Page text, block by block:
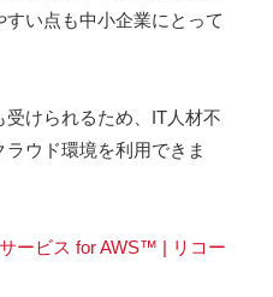
い点も中小企業にとって
けられるため、IT人材不
ウド環境を利用できま
ービス for AWS™ | リコー